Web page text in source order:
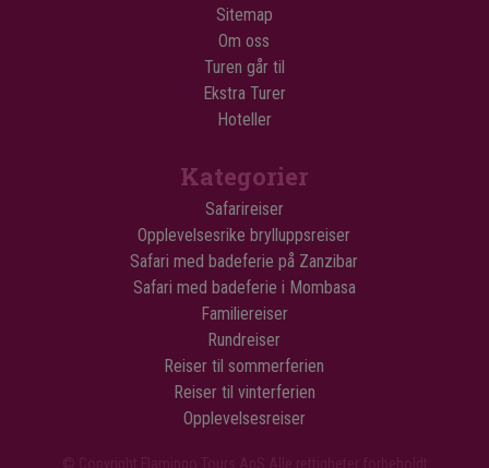
Sitemap
Om oss
Turen går til
Ekstra Turer
Hoteller
Kategorier
Safarireiser
Opplevelsesrike brylluppsreiser
Safari med badeferie på Zanzibar
Safari med badeferie i Mombasa
Familiereiser
Rundreiser
Reiser til sommerferien
Reiser til vinterferien
Opplevelsesreiser